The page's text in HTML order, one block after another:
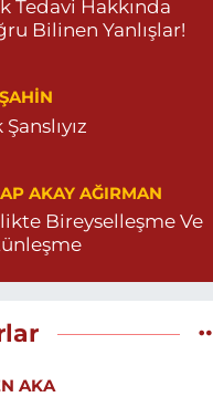
Tedavi Hakkında
Bilinen Yanlışlar!
Şanslıyız
AKAY AĞIRMAN
Bireyselleşme Ve
AKA